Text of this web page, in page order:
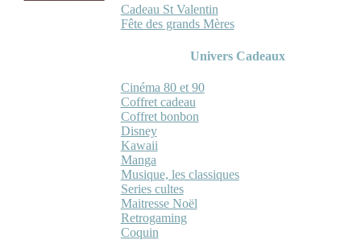
Cadeau St Valentin
Fête des grands Mères
Univers Cadeaux
Cinéma 80 et 90
Coffret cadeau
Coffret bonbon
Disney
Kawaii
Manga
Musique, les classiques
Series cultes
Maitresse Noël
Retrogaming
Coquin